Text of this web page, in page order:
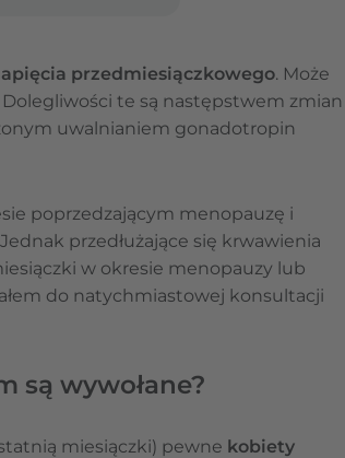
przedmiesiączkowego. Może
Dolegliwości te są następstwem zmian
uwalnianiem gonadotropin
poprzedzającym menopauzę i
przedłużające się krwawienia
w okresie menopauzy lub
do natychmiastowej konsultacji
są wywołane?
miesiączki) pewne kobiety